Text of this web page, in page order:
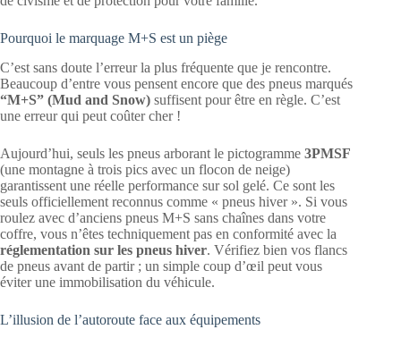
Pourquoi le marquage M+S est un piège
C’est sans doute l’erreur la plus fréquente que je rencontre.
Beaucoup d’entre vous pensent encore que des pneus marqués
“M+S” (Mud and Snow) suffisent pour être en règle. C’est
une erreur qui peut coûter cher !
Aujourd’hui, seuls les pneus arborant le pictogramme 3PMSF
(une montagne à trois pics avec un flocon de neige)
garantissent une réelle performance sur sol gelé. Ce sont les
seuls officiellement reconnus comme « pneus hiver ». Si vous
roulez avec d’anciens pneus M+S sans chaînes dans votre
coffre, vous n’êtes techniquement pas en conformité avec la
réglementation sur les pneus hiver. Vérifiez bien vos flancs
de pneus avant de partir ; un simple coup d’œil peut vous
éviter une immobilisation du véhicule.
L’illusion de l’autoroute face aux équipements